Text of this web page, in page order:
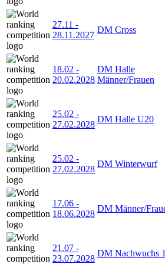
27.11 -
28.11.2027
DM Cross
18.02 -
20.02.2028
DM Halle
Männer/Frauen
25.02 -
27.02.2028
DM Halle U20
25.02 -
27.02.2028
DM Winterwurf
17.06 -
18.06.2028
DM Männer/
21.07 -
23.07.2028
DM Nachwuchs 1